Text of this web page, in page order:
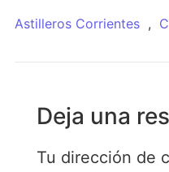
Astilleros Corrientes ,
Deja una
Tu dirección de